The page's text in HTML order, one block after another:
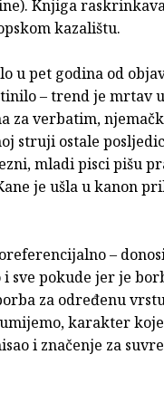
Knjiga
kazalištu.
u pet godina od
– trend je mrtav
za verbatim,
struji ostale
mladi pisci pišu
je ušla u kanon
–
sve pokude jer je
za određenu
karakter
i značenje za